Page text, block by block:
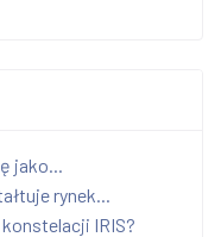
jako...
rynek...
IRIS?